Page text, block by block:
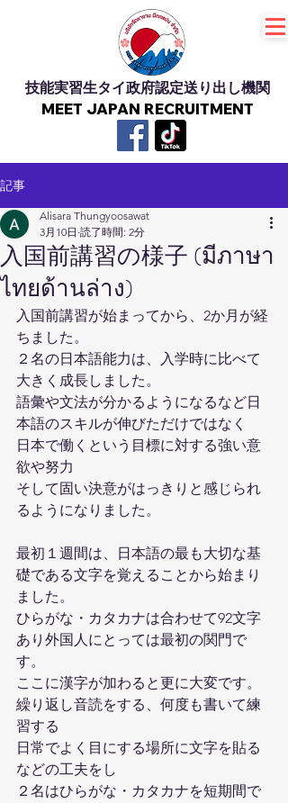
MEET JAPAN RECRUITMENT
技能実習生タイ政府認定送り出し機関
記事
入国前講習の様子 (มีภาษา
ไทยด้านล่าง)
Alisara Thungyoosawat
3月10日 読了時間: 2分
入国前講習が始まってから、2か月が経
ちました。
２名の日本語能力は、入学時に比べて
大きく成長しました。
語彙や文法が分かるようになるなど日
本語のスキルが伸びただけではなく
日本で働くという目標に対する強い意
欲や努力
そして固い決意がはっきりと感じられ
るようになりました。
最初１週間は、日本語の最も大切な基
礎である文字を覚えることから始まり
ました。
ひらがな・カタカナは合わせて92文字
あり外国人にとっては最初の関門で
す。
ここに漢字が加わると更に大変です。
繰り返し音読をする、何度も書いて練
習する
日常でよく目にする場所に文字を貼る
などの工夫をし
２名はひらがな・カタカナを短期間で